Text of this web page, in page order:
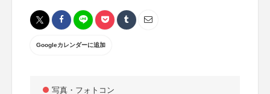
Googleカレンダーに追加
写真・フォトコン